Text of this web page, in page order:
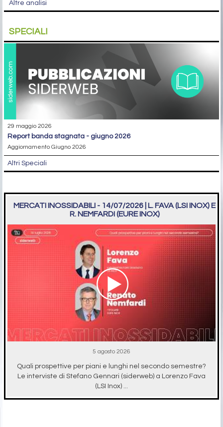
Altre analisi
SPECIALI
29 maggio 2026
report banda stagnata - giugno 2026
Aggiornamento Giugno 2026
Altri Speciali
MERCATI INOSSIDABILI - 14/07/2026 | L. FAVA (LSI INOX) E
R. NEMFARDI (EURE INOX)
5 agosto 2026
Quali prospettive per piani e lunghi nel secondo semestre?
Le interviste di Stefano Gennari (siderweb) a Lorenzo Fava
(LSI Inox) ...